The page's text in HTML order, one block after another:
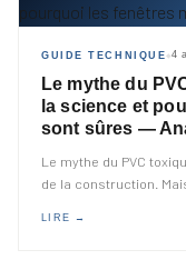
GUIDE TECHNIQUE ◆4
Le mythe du
la science et
sont sûres —
Le mythe du PVC
de la construction.
LIRE →